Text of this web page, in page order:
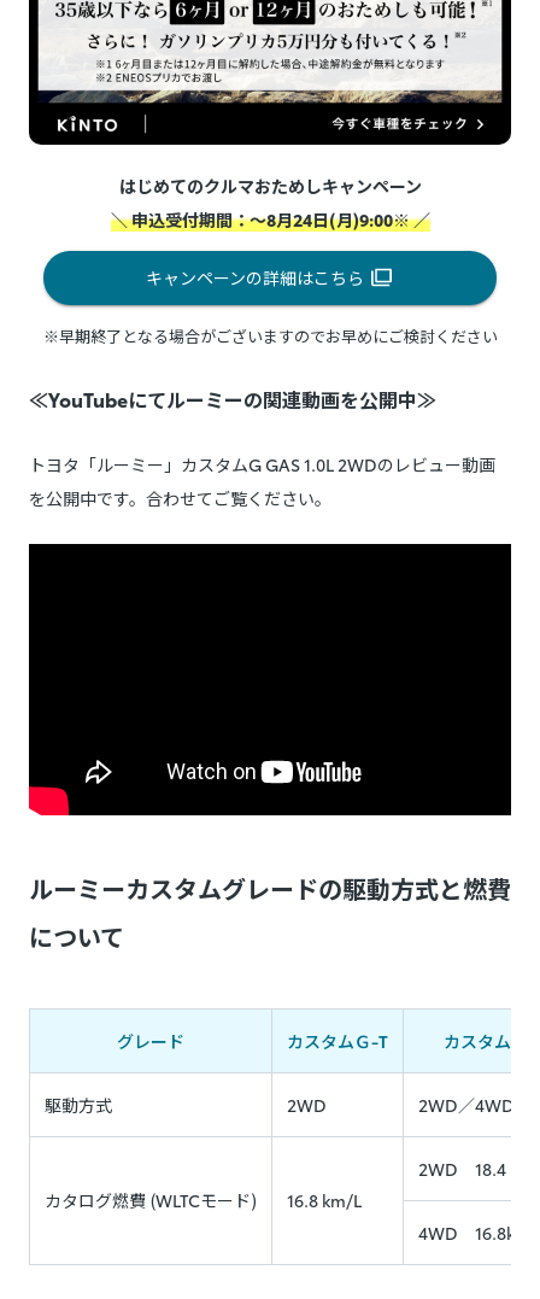
はじめてのクルマおためしキャンペーン
＼ 申込受付期間：～8月24日(月)9:00※ ／
キャンペーンの詳細はこちら
※早期終了となる場合がございますのでお早めにご検討ください
≪YouTubeにてルーミーの関連動画を公開中≫
トヨタ「ルーミー」カスタムG GAS 1.0L 2WDのレビュー動画
を公開中です。合わせてご覧ください。
ルーミーカスタムグレードの駆動方式と燃費
について
グレード カスタムＧ-T カスタムG
駆動方式 2WD 2WD／4WD
カタログ燃費 (WLTCモード) 16.8 km/L
2WD 18.4
4WD 16.8km/